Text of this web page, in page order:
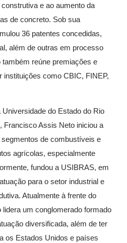
e ao aumento da
de concreto. Sob sua
36 patentes concedidas,
além de outras em processo
reúne premiações e
instituições como CBIC, FINEP,
do Estado do Rio
Francisco Assis Neto iniciou a
de combustíveis e
agrícolas, especialmente
fundou a USIBRAS, em
para o setor industrial e
Atualmente à frente do
um conglomerado formado
diversificada, além de ter
os Estados Unidos e países